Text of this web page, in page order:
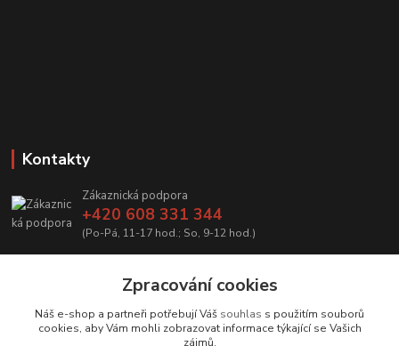
Kontakty
Zákaznická podpora
+420 608 331 344
(Po-Pá, 11-17 hod.; So, 9-12 hod.)
Zpracování cookies
Náš e-shop a partneři potřebují Váš souhlas s použitím souborů
cookies, aby Vám mohli zobrazovat informace týkající se Vašich
zájmů.